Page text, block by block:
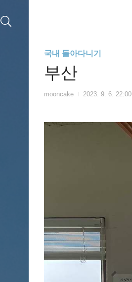
국내 돌아다니기
부산
mooncake 2023. 9. 6. 22:00